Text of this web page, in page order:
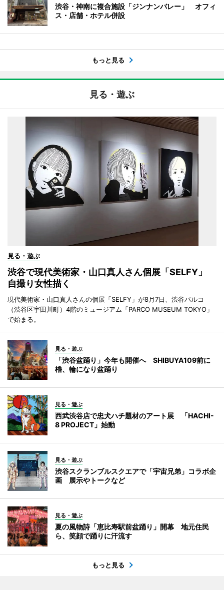
渋谷・神南に複合施設「ジンナンバレー」 オフィ
ス・店舗・ホテル併設
もっと見る
見る・遊ぶ
見る・遊ぶ
渋谷で現代美術家・山口真人さん個展「SELFY」
自撮り女性描く
現代美術家・山口真人さんの個展「SELFY」が8月7日、渋谷パルコ
（渋谷区宇田川町）4階のミュージアム「PARCO MUSEUM TOKYO」
で始まる。
見る・遊ぶ
「渋谷盆踊り」今年も開催へ SHIBUYA109前に
櫓、輪になり盆踊り
見る・遊ぶ
西武渋谷店で忠犬ハチ題材のアート展 「HACHI-
8 PROJECT」始動
見る・遊ぶ
渋谷スクランブルスクエアで「宇宙兄弟」コラボ企
画 展示やトークなど
見る・遊ぶ
夏の風物詩「恵比寿駅前盆踊り」開幕 地元住民
ら、笑顔で踊りに汗流す
もっと見る